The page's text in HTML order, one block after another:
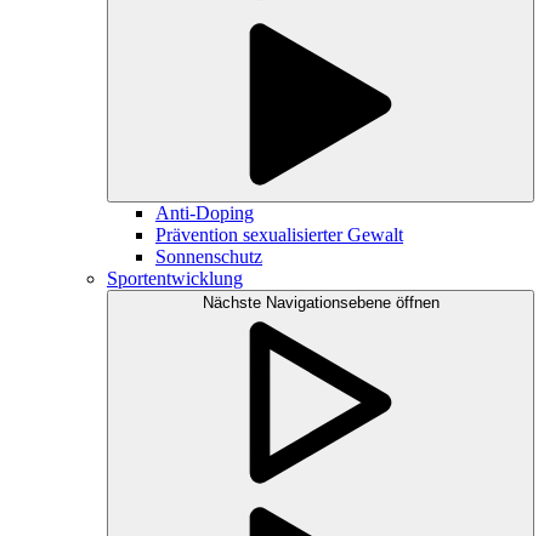
Anti-Doping
Prävention sexualisierter Gewalt
Sonnenschutz
Sportentwicklung
Nächste Navigationsebene öffnen